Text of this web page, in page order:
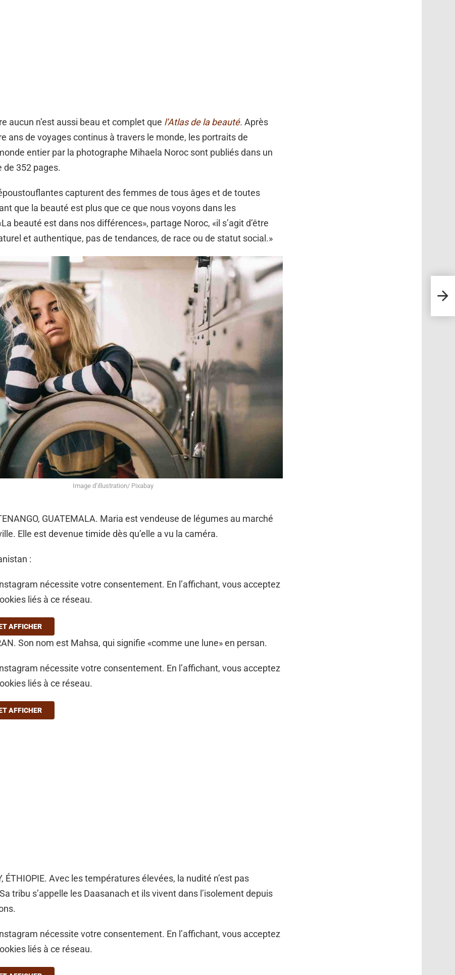
aucun n’est aussi beau et complet que l’Atlas de la beauté. Après
ans de voyages continus à travers le monde, les portraits de
entier par la photographe Mihaela Noroc sont publiés dans un
de 352 pages.
capturent des femmes de tous âges et de toutes
que la beauté est plus que ce que nous voyons dans les
beauté est dans nos différences», partage Noroc, «il s’agit d’être
et authentique, pas de tendances, de race ou de statut social.»
Image d’illustration/ Pixabay
GUATEMALA. Maria est vendeuse de légumes au marché
Elle est devenue timide dès qu’elle a vu la caméra.
:
nécessite votre consentement. En l’affichant, vous acceptez
liés à ce réseau.
AFFICHER
Son nom est Mahsa, qui signifie «comme une lune» en persan.
nécessite votre consentement. En l’affichant, vous acceptez
liés à ce réseau.
AFFICHER
ÉTHIOPIE. Avec les températures élevées, la nudité n’est pas
tribu s’appelle les Daasanach et ils vivent dans l’isolement depuis
nécessite votre consentement. En l’affichant, vous acceptez
liés à ce réseau.
Le
fait